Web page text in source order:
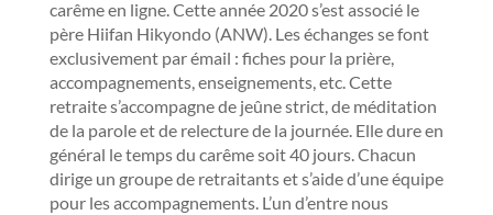
carême en ligne. Cette année 2020 s’est associé le
père Hiifan Hikyondo (ANW). Les échanges se font
exclusivement par émail : fiches pour la prière,
accompagnements, enseignements, etc. Cette
retraite s’accompagne de jeûne strict, de méditation
de la parole et de relecture de la journée. Elle dure en
général le temps du carême soit 40 jours. Chacun
dirige un groupe de retraitants et s’aide d’une équipe
pour les accompagnements. L’un d’entre nous